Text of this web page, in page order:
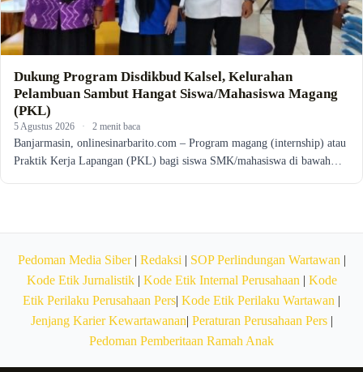
Dukung Program Disdikbud Kalsel, Kelurahan
Pelambuan Sambut Hangat Siswa/Mahasiswa Magang
(PKL)
5 Agustus 2026 · 2 menit baca
Banjarmasin, onlinesinarbarito.com – Program magang (internship) atau
Praktik Kerja Lapangan (PKL) bagi siswa SMK/mahasiswa di bawah…
Pedoman Media Siber| Redaksi | SOP Perlindungan Wartawan |
Kode Etik Jurnalistik| Kode Etik Internal Perusahaan | Kode
Etik Perilaku Perusahaan Pers| Kode Etik Perilaku Wartawan |
Jenjang Karier Kewartawanan| Peraturan Perusahaan Pers|
Pedoman Pemberitaan Ramah Anak